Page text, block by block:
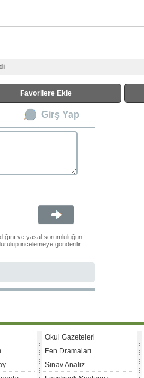
Favorilere Ekle
Girş Yap
ve yasal sorumluluğun
incelemeye gönderilir.
Okul Gazeteleri
Fen Dramaları
Sınav Analiz